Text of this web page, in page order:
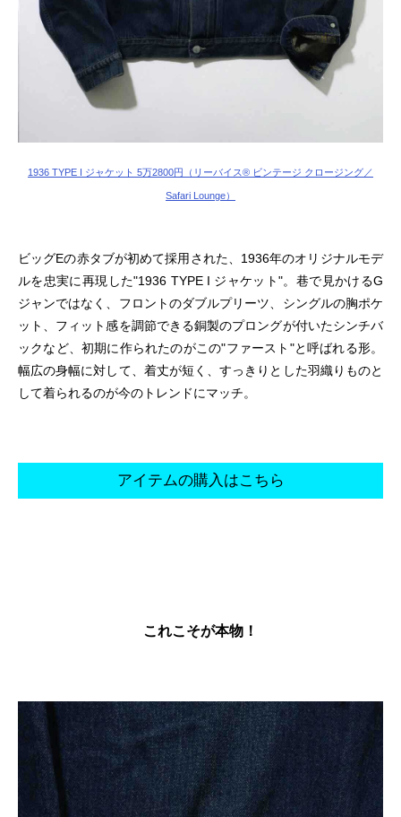
1936 TYPE I ジャケット 5万2800円（リーバイス® ビンテージ クロージング／
Safari Lounge）
ビッグEの赤タブが初めて採用された、1936年のオリジナルモデ
ルを忠実に再現した"1936 TYPE I ジャケット"。巷で見かけるG
ジャンではなく、フロントのダブルプリーツ、シングルの胸ポケ
ット、フィット感を調節できる銅製のプロングが付いたシンチバ
ックなど、初期に作られたのがこの"ファースト"と呼ばれる形。
幅広の身幅に対して、着丈が短く、すっきりとした羽織りものと
して着られるのが今のトレンドにマッチ。
アイテムの購入はこちら
これこそが本物！